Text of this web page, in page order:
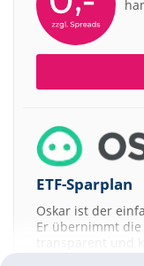
ETF-Sparplan
Oskar ist der
Er übernimmt die
transparent und